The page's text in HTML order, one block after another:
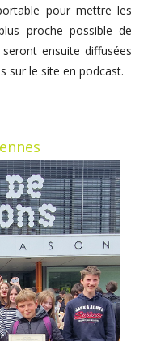
pour mettre les
proche possible de
ensuite diffusées
sur le site en podcast.